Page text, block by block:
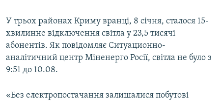
Усі сайти RFE/RL
У трьох районах Криму вранці, 8 січня, сталося 15-
хвилинне відключення світла у 23,5 тисячі
абонентів. Як повідомляє Ситуационно-
аналітичний центр Міненерго Росії, світла не було з
9:51 до 10.08.
«Без електропостачання залишалися побутові